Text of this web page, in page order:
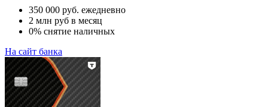
350 000 руб. ежедневно
2 млн руб в месяц
0% снятие наличных
На сайт банка